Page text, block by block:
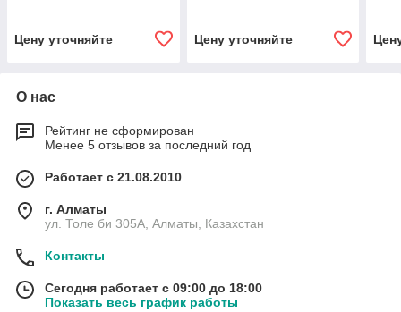
Цену уточняйте Цену уточняйте
О нас
Рейтинг не сформирован
Менее 5 отзывов за последний год
Работает с 21.08.2010
г. Алматы
ул. Толе би 305А, Алматы, Казахстан
Контакты
Сегодня работает с 09:00 до 18:00
Показать весь график работы